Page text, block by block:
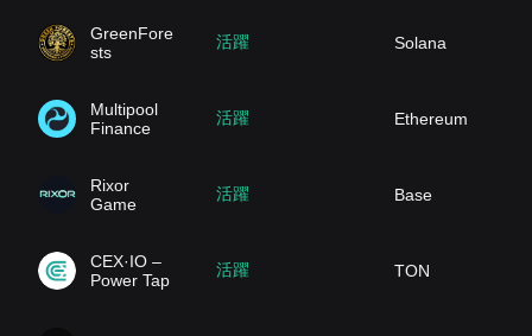
GreenFore
sts
活躍 Solana
Multipool
Finance
活躍 Ethereum
Rixor
Game
活躍 Base
CEX·IO –
Power Tap
活躍 TON